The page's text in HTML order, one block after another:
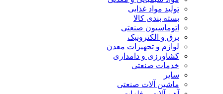
تولید مواد غذایی
بسته بندی کالا
اتوماسیون صنعتی
برق و الکترونیک
لوازم و تجهیزات معدن
کشاورزی و دامداری
خدمات صنعتی
سایر
ماشین آلات صنعتی